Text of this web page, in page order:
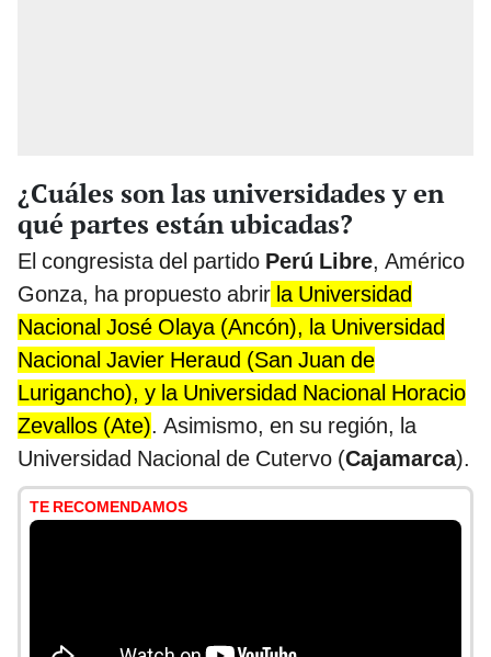
¿Cuáles son las universidades y en
qué partes están ubicadas?
El congresista del partido Perú Libre, Américo
Gonza, ha propuesto abrir la Universidad
Nacional José Olaya (Ancón), la Universidad
Nacional Javier Heraud (San Juan de
Lurigancho), y la Universidad Nacional Horacio
Zevallos (Ate). Asimismo, en su región, la
Universidad Nacional de Cutervo (Cajamarca).
TE RECOMENDAMOS